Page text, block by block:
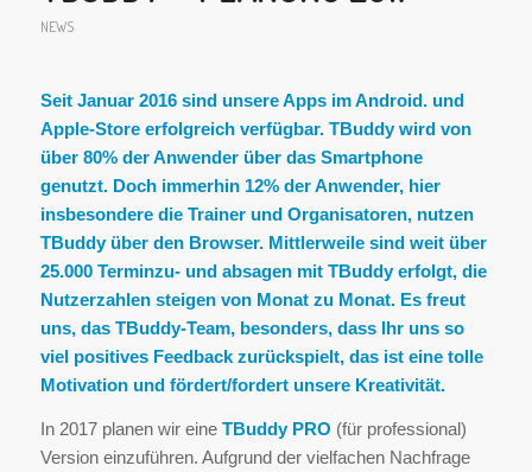
NEWS
Seit Januar 2016 sind unsere Apps im Android. und
Apple-Store erfolgreich verfügbar. TBuddy wird von
über 80% der Anwender über das Smartphone
genutzt. Doch immerhin 12% der Anwender, hier
insbesondere die Trainer und Organisatoren, nutzen
TBuddy über den Browser. Mittlerweile sind weit über
25.000 Terminzu- und absagen mit TBuddy erfolgt, die
Nutzerzahlen steigen von Monat zu Monat. Es freut
uns, das TBuddy-Team, besonders, dass Ihr uns so
viel positives Feedback zurückspielt, das ist eine tolle
Motivation und fördert/fordert unsere Kreativität.
In 2017 planen wir eine TBuddy PRO (für professional)
Version einzuführen. Aufgrund der vielfachen Nachfrage